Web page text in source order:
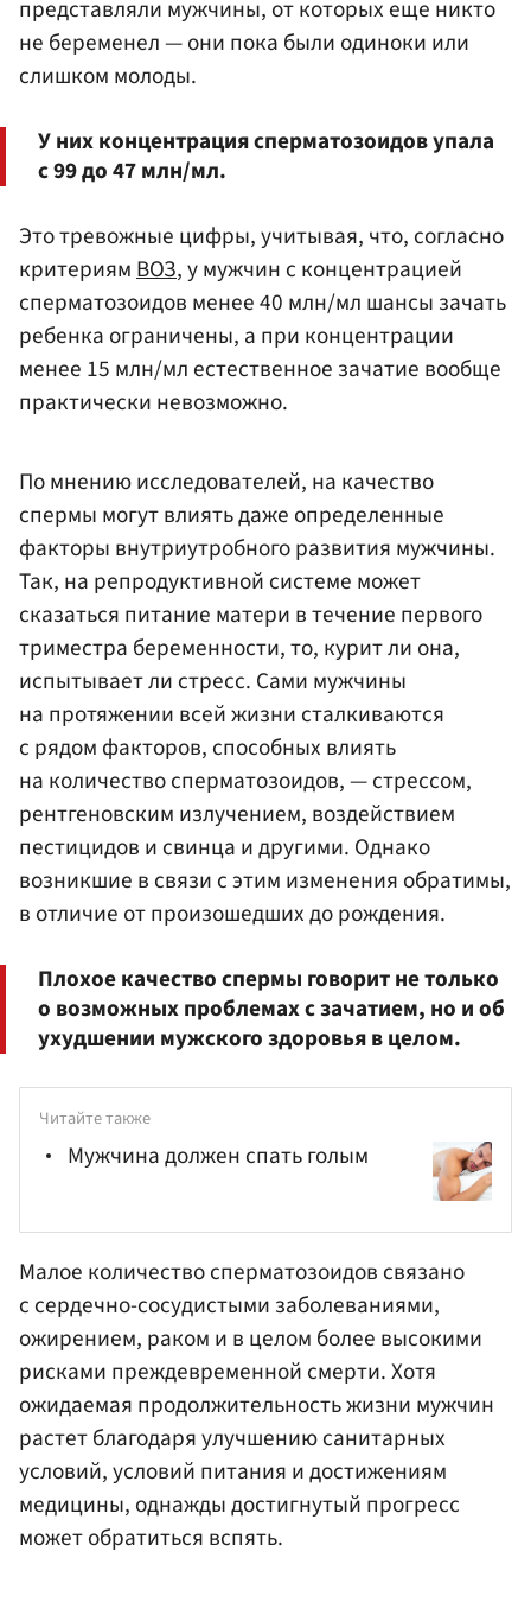
представляли мужчины, от которых еще никто
не беременел — они пока были одиноки или
слишком молоды.
У них концентрация сперматозоидов упала
с 99 до 47 млн/мл.
Это тревожные цифры, учитывая, что, согласно
критериямВОЗ, у мужчин с концентрацией
сперматозоидов менее 40 млн/мл шансы зачать
ребенка ограничены, а при концентрации
менее 15 млн/мл естественное зачатие вообще
практически невозможно.
По мнению исследователей, на качество
спермы могут влиять даже определенные
факторы внутриутробного развития мужчины.
Так, на репродуктивной системе может
сказаться питание матери в течение первого
триместра беременности, то, курит ли она,
испытывает ли стресс. Сами мужчины
на протяжении всей жизни сталкиваются
с рядом факторов, способных влиять
на количество сперматозоидов, — стрессом,
рентгеновским излучением, воздействием
пестицидов и свинца и другими. Однако
возникшие в связи с этим изменения обратимы,
в отличие от произошедших до рождения.
Плохое качество спермы говорит не только
о возможных проблемах с зачатием, но и об
ухудшении мужского здоровья в целом.
Читайте также
Мужчина должен спать голым
Малое количество сперматозоидов связано
с сердечно-сосудистыми заболеваниями,
ожирением, раком и в целом более высокими
рисками преждевременной смерти. Хотя
ожидаемая продолжительность жизни мужчин
растет благодаря улучшению санитарных
условий, условий питания и достижениям
медицины, однажды достигнутый прогресс
может обратиться вспять.